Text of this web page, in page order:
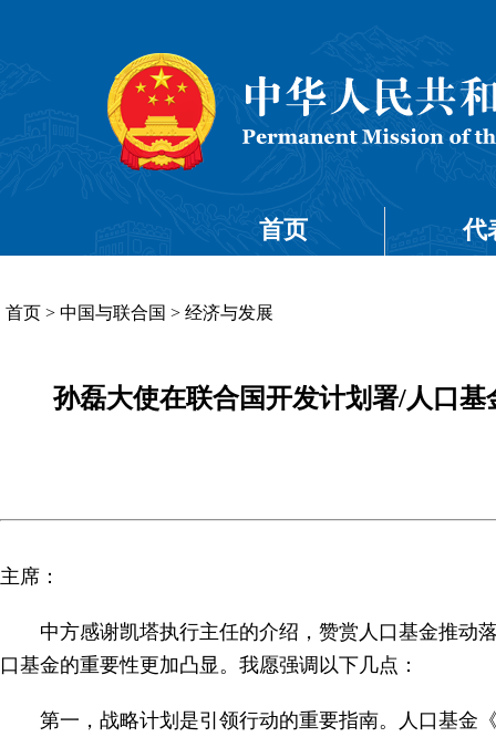
首页 代
首页 > 中国与联合国 > 经济与发展
孙磊大使在联合国开发计划署/人口
主席：
中方感谢凯塔执行主任的介绍，赞赏人口基金推动
口基金的重要性更加凸显。我愿强调以下几点：
第一，战略计划是引领行动的重要指南。人口基金